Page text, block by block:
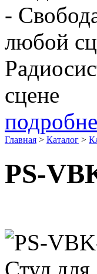
сцене
Главная > Каталог >
PS-